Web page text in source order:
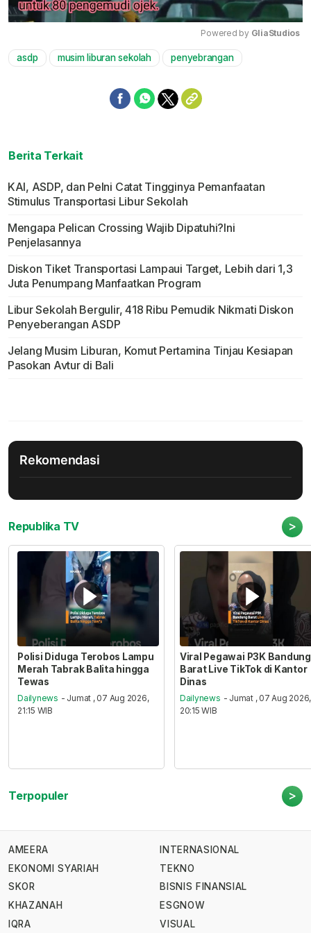
Powered by GliaStudios
asdp musim liburan sekolah penyebrangan
Berita Terkait
KAI, ASDP, dan Pelni Catat Tingginya Pemanfaatan
Stimulus Transportasi Libur Sekolah
Mengapa Pelican Crossing Wajib Dipatuhi?Ini
Penjelasannya
Diskon Tiket Transportasi Lampaui Target, Lebih dari 1,3
Juta Penumpang Manfaatkan Program
Libur Sekolah Bergulir, 418 Ribu Pemudik Nikmati Diskon
Penyeberangan ASDP
Jelang Musim Liburan, Komut Pertamina Tinjau Kesiapan
Pasokan Avtur di Bali
Rekomendasi
Republika TV >
Polisi Diduga Terobos Lampu
Merah Tabrak Balita hingga
Tewas
Dailynews - Jumat , 07 Aug 2026,
21:15 WIB
Viral Pegawai P3K Bandung
Barat Live TikTok di Kantor
Dinas
Dailynews - Jumat , 07 Aug 2026,
20:15 WIB
Terpopuler >
AMEERA
EKONOMI SYARIAH
SKOR
KHAZANAH
IQRA
INTERNASIONAL
TEKNO
BISNIS FINANSIAL
ESGNOW
VISUAL